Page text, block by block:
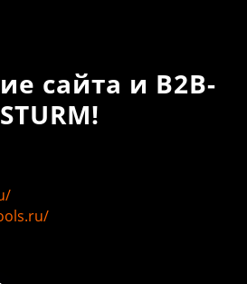
сайта и B2B-